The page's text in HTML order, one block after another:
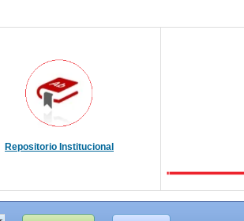
Repositorio Institucional